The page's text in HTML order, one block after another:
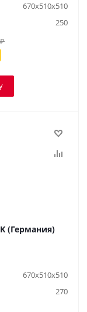
670х510х510
250
(Германия)
670x510x510
270